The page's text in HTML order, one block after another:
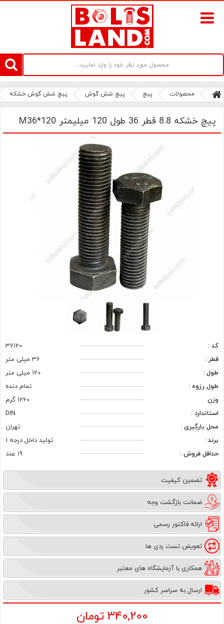
سامانه آنلاین فروش پیچ و مهره های صنعتی بولتز لند | سرزمین پیچ
محصولات پیچ پیچ شش گوش پیچ شش گوش خشکه
پیچ خشکه 8.8 قطر 36 طول 120 میلیمتر M36*120
کد :
36120
قطر :
36 میلی متر
طول :
120 میلی متر
طول رزوه :
تمام دنده
وزن
1260 گرم
استاندارد :
DIN
محل بارگیری :
تهران
برند :
تولید داخل درجه 1
حداقل فروش :
19 عدد
تضمین کیفیت
ضمانت بازگشت وجه
ارائه فاکتور رسمی
تعویض تست ردی ها
همکاری با آزمایشگاه های معتبر
ارسال به سراسر کشور
340,200 تومان